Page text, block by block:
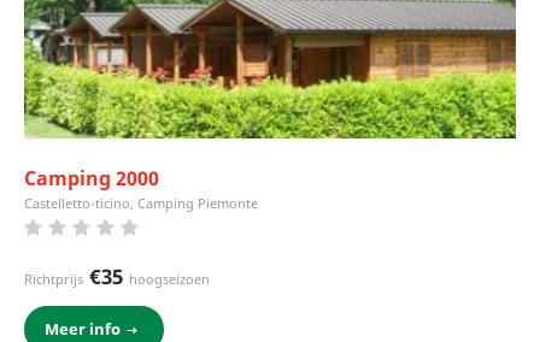
Camping 2000
Castelletto-ticino, Camping Piemonte
Richtprijs €35 hoogseizoen
Meer info